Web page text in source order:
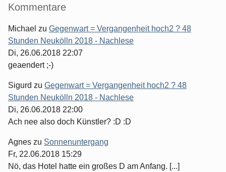
Kommentare
Michael zu Gegenwart = Vergangenheit hoch2 ? 48
Stunden Neukölln 2018 - Nachlese
Di, 26.06.2018 22:07
geaendert ;-)
Sigurd zu Gegenwart = Vergangenheit hoch2 ? 48
Stunden Neukölln 2018 - Nachlese
Di, 26.06.2018 22:00
Ach nee also doch Künstler? :D :D
Agnes zu Sonnenuntergang
Fr, 22.06.2018 15:29
Nö, das Hotel hatte ein großes D am Anfang. [...]